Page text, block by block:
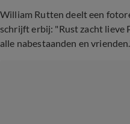
William Rutten deelt een
schrijft erbij: "Rust zacht
alle nabestaanden en